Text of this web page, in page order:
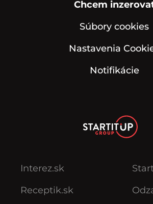
Chcem
Súbory cookies
Nastavenia
Notifikácie
Interez.sk
Receptik.sk